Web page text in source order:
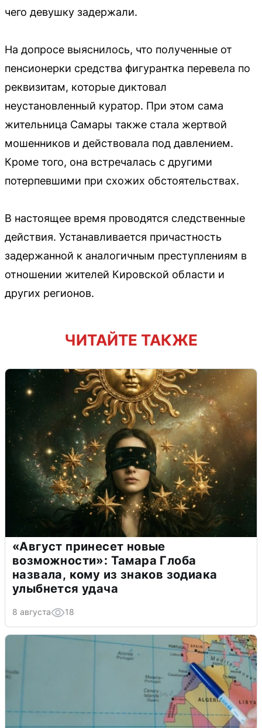
чего девушку задержали.
На допросе выяснилось, что полученные от
пенсионерки средства фигурантка перевела по
реквизитам, которые диктовал
неустановленный куратор. При этом сама
жительница Самары также стала жертвой
мошенников и действовала под давлением.
Кроме того, она встречалась с другими
потерпевшими при схожих обстоятельствах.
В настоящее время проводятся следственные
действия. Устанавливается причастность
задержанной к аналогичным преступлениям в
отношении жителей Кировской области и
других регионов.
ЧИТАЙТЕ ТАКЖЕ
«Август принесет новые
возможности»: Тамара Глоба
назвала, кому из знаков зодиака
улыбнется удача
8 августа 18